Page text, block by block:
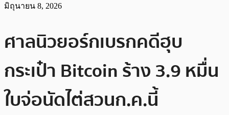
มิถุนายน 8, 2026
ศาลนิวยอร์กเบรกคดีฮุบ
กระเป๋า Bitcoin ร้าง 3.9 หมื่น
ใบจ่อนัดไต่สวนก.ค.นี้